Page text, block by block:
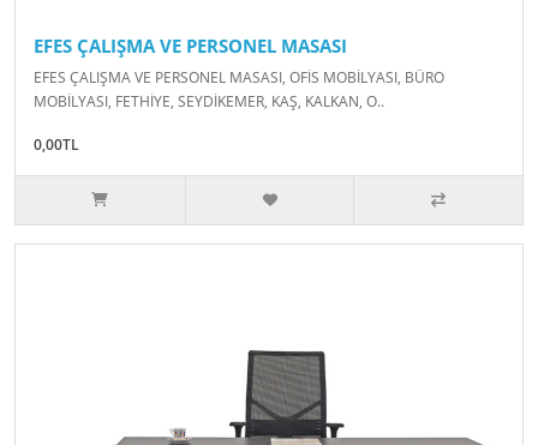
EFES ÇALIŞMA VE PERSONEL MASASI
EFES ÇALIŞMA VE PERSONEL MASASI, OFİS MOBİLYASI, BÜRO
MOBİLYASI, FETHİYE, SEYDİKEMER, KAŞ, KALKAN, O..
0,00TL